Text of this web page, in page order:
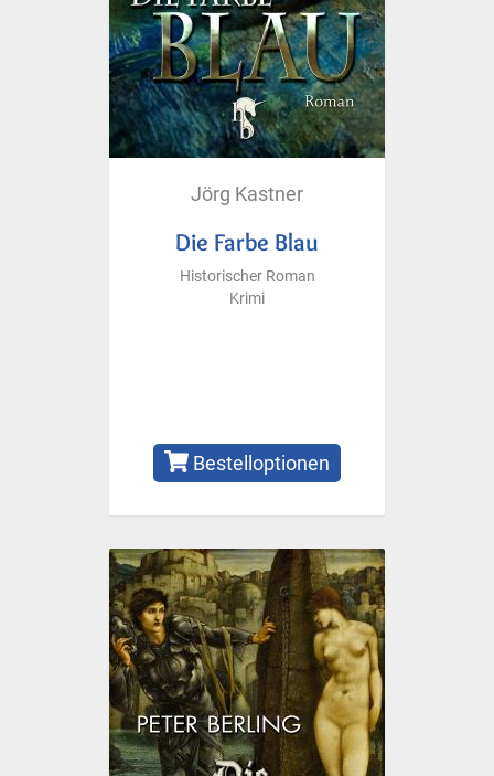
Jörg Kastner
Die Farbe Blau
Historischer Roman
Krimi
Bestelloptionen